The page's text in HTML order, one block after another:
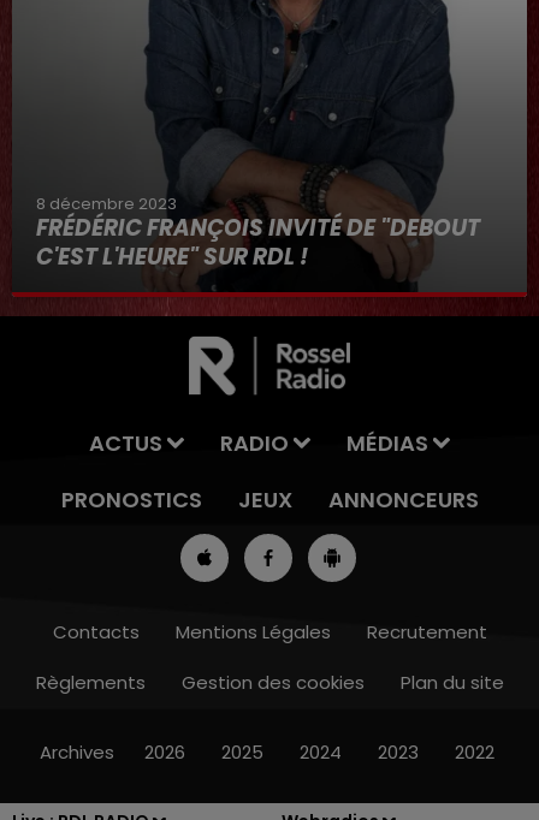
8h00 - 10h00
8 décembre 2023
FRÉDÉRIC FRANÇOIS INVITÉ DE "DEBOUT
C'EST L'HEURE" SUR RDL !
8 décembre 2023
ACTUS RADIO
MÉDIAS
PRONOSTICS
JEUX ANNONCEURS
Contacts Mentions Légales
Recrutement
Règlements
Gestion des cookies Plan du site
Archives 2026 2025 2024 2023 2022